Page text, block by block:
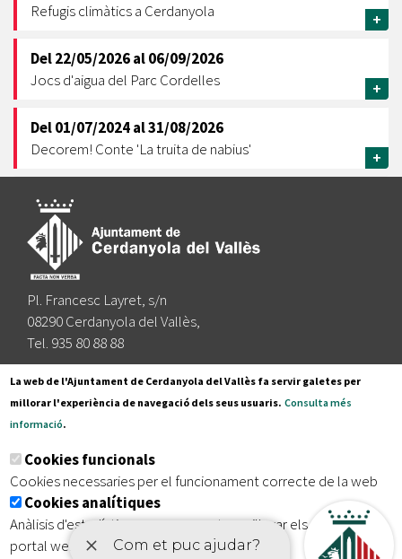
Refugis climàtics a Cerdanyola
+
Del22/05/2026al06/09/2026
Jocs d'aigua del Parc Cordelles
+
Del01/07/2024al31/08/2026
Decorem! Conte 'La truita de nabius'
+
Pl. Francesc Layret, s/n
08290 Cerdanyola del Vallès,
Tel. 935 80 88 88
Segueix-nos a:
Subscriu-te al nostre butlletí
Inici | Avís legal | Protecció de dades Mapa del lloc
| Accessibilitat
La web de l'Ajuntament de Cerdanyola del Vallès fa servir galetes per
millorar l'experiència de navegació dels seus usuaris. Consulta més
informació.
Cookies funcionals
Cookies necessaries per el funcionament correcte de la web
Cookies analítiques
Anàlisis d'estadístiques que permeten millorar els serveis del
portal web